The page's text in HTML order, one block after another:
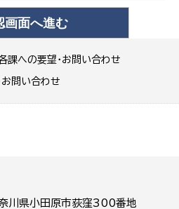
課への要望・お問い合わせ
お問い合わせ
県小田原市荻窪300番地